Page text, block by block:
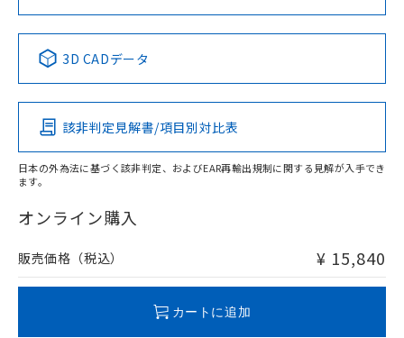
上、n: 90mm以上
検出領域
Pb Hg Cd Cr(VI)
O
在庫等で未対応品が混在する可能性があります。
問い合わせください。
No No No No
この製品の規格認証/適合状況ページへ
その他の認証はこちらのページからご検索ください
3D CADデータ
該非判定見解書/項目別対比表
日本の外為法に基づく該非判定、およびEAR再輸出規制に関する見解が入手でき
ます。
オンライン購入
販売価格（税込） ¥ 15,840
カートに追加